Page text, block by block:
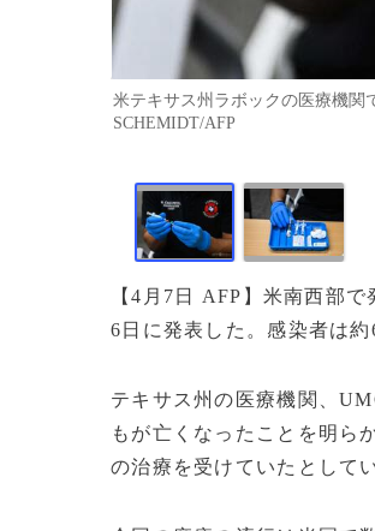
米テキサス州ラボックの医療機関
SCHEMIDT/AFP
【4月7日 AFP】米南西部
6日に発表した。感染者は約
テキサス州の医療機関、
もが亡くなったことを明ら
の治療を受けていたとして